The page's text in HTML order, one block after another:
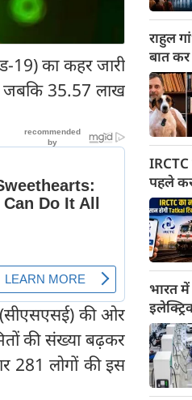
19) का कहर जारी
35.57 लाख
(सीएसएसई) की ओर
की संख्या बढ़कर
281 लोगों की इस
राहुल
बात
पहले
भारत